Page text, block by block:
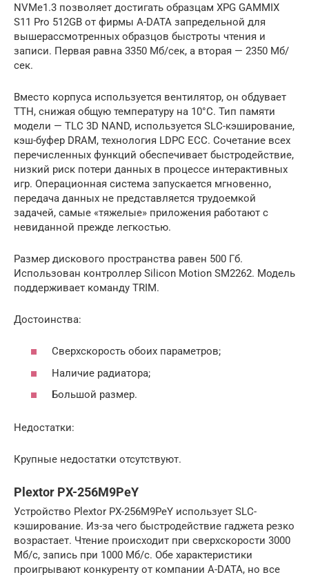
NVMe1.3 позволяет достигать образцам XPG GAMMIX
S11 Pro 512GB от фирмы A-DATA запредельной для
вышерассмотренных образцов быстроты чтения и
записи. Первая равна 3350 Мб/сек, а вторая — 2350 Мб/
сек.
Вместо корпуса используется вентилятор, он обдувает
ТТН, снижая общую температуру на 10°C. Тип памяти
модели — TLC 3D NAND, используется SLC-кэширование,
кэш-буфер DRAM, технология LDPC ECC. Сочетание всех
перечисленных функций обеспечивает быстродействие,
низкий риск потери данных в процессе интерактивных
игр. Операционная система запускается мгновенно,
передача данных не представляется трудоемкой
задачей, самые «тяжелые» приложения работают с
невиданной прежде легкостью.
Размер дискового пространства равен 500 Гб.
Использован контроллер Silicon Motion SM2262. Модель
поддерживает команду TRIM.
Достоинства:
Сверхскорость обоих параметров;
Наличие радиатора;
Большой размер.
Недостатки:
Крупные недостатки отсутствуют.
Plextor PX-256M9PeY
Устройство Plextor PX-256M9PeY использует SLC-
кэширование. Из-за чего быстродействие гаджета резко
возрастает. Чтение происходит при сверхскорости 3000
Мб/с, запись при 1000 Мб/с. Обе характеристики
проигрывают конкуренту от компании A-DATA, но все